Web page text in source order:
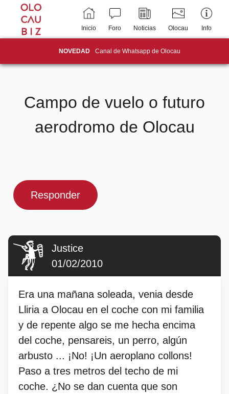
Inicio Foro Noticias Olocau Info
NOVEDAD Canal de Whatsapp de Olocau
Campo de vuelo o futuro
aerodromo de Olocau
Responder
Justice
01/02/2010
Era una mañana soleada, venia desde
Lliria a Olocau en el coche con mi familia
y de repente algo se me hecha encima
del coche, pensareis, un perro, algún
arbusto ... ¡No! ¡Un aeroplano collons!
Paso a tres metros del techo de mi
coche. ¿No se dan cuenta que son